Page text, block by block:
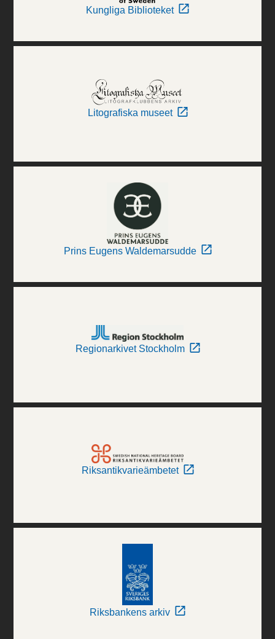
Kungliga Biblioteket
Litografiska museet
Prins Eugens Waldemarsudde
Regionarkivet Stockholm
Riksantikvarieämbetet
Riksbankens arkiv